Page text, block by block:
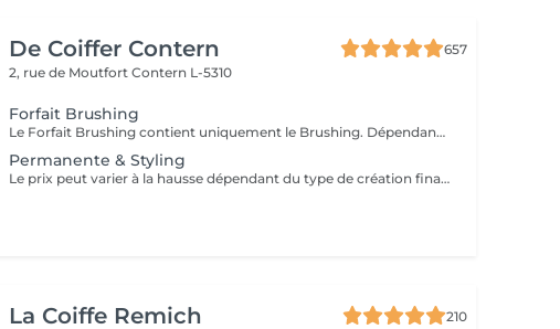
De Coiffer Contern
657
2, rue de MoutfortContern L-5310
Forfait Brushing
Le Forfait Brushing contient uniquement le Brushing. Dépendant de la longueur des cheveux, le prix peut varier. En cas de questions veuillez appeler au +352 26 35 02 89.
Permanente & Styling
Le prix peut varier à la hausse dépendant du type de création finalement réalisée.
La Coiffe Remich
210